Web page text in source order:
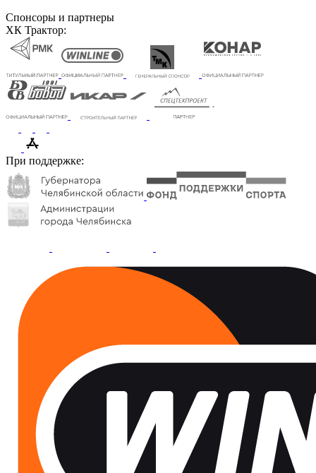
Спонсоры и партнеры
ХК Трактор:
При поддержке: